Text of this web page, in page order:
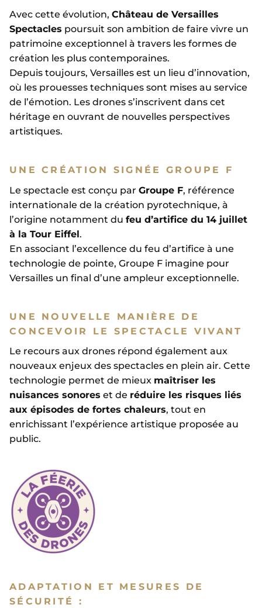
Avec cette évolution, Château de Versailles
Spectacles poursuit son ambition de faire vivre un
patrimoine exceptionnel à travers les formes de
création les plus contemporaines.
Depuis toujours, Versailles est un lieu d’innovation,
où les prouesses techniques sont mises au service
de l’émotion. Les drones s’inscrivent dans cet
héritage en ouvrant de nouvelles perspectives
artistiques.
UNE CRÉATION SIGNÉE GROUPE F
Le spectacle est conçu par Groupe F, référence
internationale de la création pyrotechnique, à
l’origine notamment du feu d’artifice du 14 juillet
à la Tour Eiffel.
En associant l’excellence du feu d’artifice à une
technologie de pointe, Groupe F imagine pour
Versailles un final d’une ampleur exceptionnelle.
UNE NOUVELLE MANIÈRE DE
CONCEVOIR LE SPECTACLE VIVANT
Le recours aux drones répond également aux
nouveaux enjeux des spectacles en plein air. Cette
technologie permet de mieux maîtriser les
nuisances sonores et de réduire les risques liés
aux épisodes de fortes chaleurs, tout en
enrichissant l’expérience artistique proposée au
public.
ADAPTATION ET MESURES DE
SÉCURITÉ :